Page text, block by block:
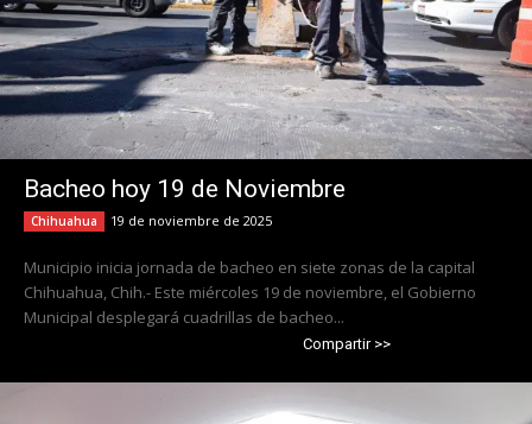
Bacheo hoy 19 de Noviembre
Chihuahua 19 de noviembre de 2025
Municipio inicia jornada de bacheo en siete zonas de la capital
Chihuahua, Chih.- Este miércoles 19 de noviembre, el Gobierno
Municipal desplegará cuadrillas de bacheo...
Compartir >>